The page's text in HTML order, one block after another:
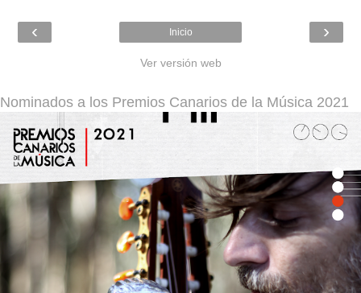
‹ ›
Inicio
Ver versión web
Nominados a los Premios Canarios de la Música 2021